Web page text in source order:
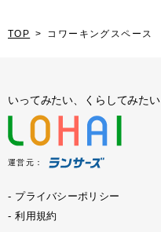
TOP コワーキングスペース
いってみたい、くらしてみたい
運営元：
プライバシーポリシー
利用規約